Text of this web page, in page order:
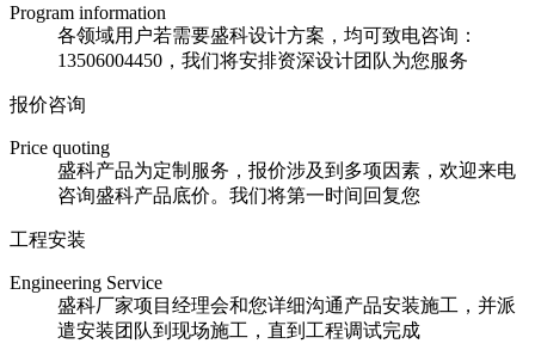
Program information
各领域用户若需要盛科设计方案，均可致电咨询：
13506004450，我们将安排资深设计团队为您服务
报价咨询
Price quoting
盛科产品为定制服务，报价涉及到多项因素，欢迎来电
咨询盛科产品底价。我们将第一时间回复您
工程安装
Engineering Service
盛科厂家项目经理会和您详细沟通产品安装施工，并派
遣安装团队到现场施工，直到工程调试完成